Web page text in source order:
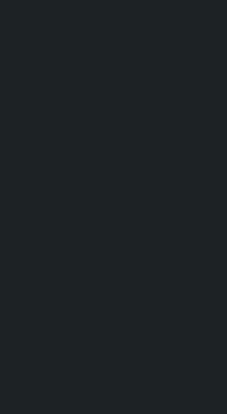
लागेको हो
सेयर